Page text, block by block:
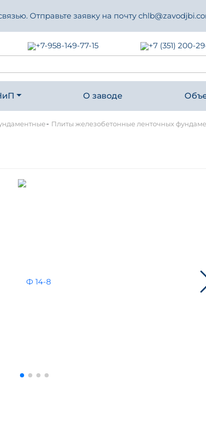
Отправьте заявку на почту
+7-958-149-77-15 +7 (351) 200-
О заводе
- Плиты железобетонные ленточных